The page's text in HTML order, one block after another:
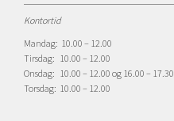
Kontortid
Mandag: 10.00 – 12.00
Tirsdag: 10.00 – 12.00
Onsdag: 10.00 – 12.00 og 16.00 – 17.30
Torsdag: 10.00 – 12.00